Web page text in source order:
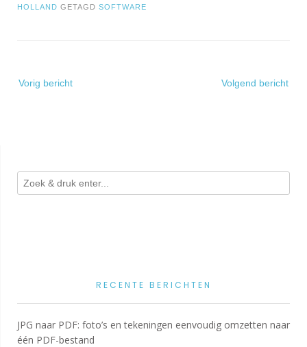
HOLLAND GETAGD SOFTWARE
navigatie
Vorig bericht Volgend bericht
RECENTE BERICHTEN
JPG naar PDF: foto’s en tekeningen eenvoudig omzetten naar
één PDF-bestand